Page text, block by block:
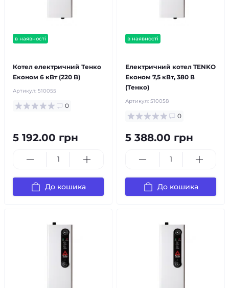
в наявності
Котел електричний Тенко
Економ 6 кВт (220 В)
Артикул: 510055
0
5 192.00 грн
До кошика
в наявності
Електричний котел TENKO
Економ 7,5 кВт, 380 В
(Тенко)
Артикул: 510058
0
5 388.00 грн
До кошика